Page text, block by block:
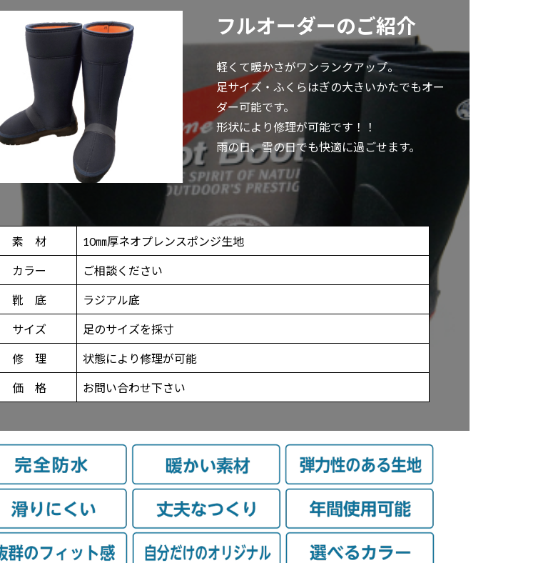
フルオーダーのご紹介
軽くて暖かさがワンランクアップ。
足サイズ・ふくらはぎの大きいかたでもオー
ダー可能です。
形状により修理が可能です！！
雨の日、雪の日でも快適に過ごせます。
素 材 10㎜厚ネオプレンスポンジ生地
カラー ご相談ください
靴 底 ラジアル底
サイズ 足のサイズを採寸
修 理 状態により修理が可能
価 格 お問い合わせ下さい